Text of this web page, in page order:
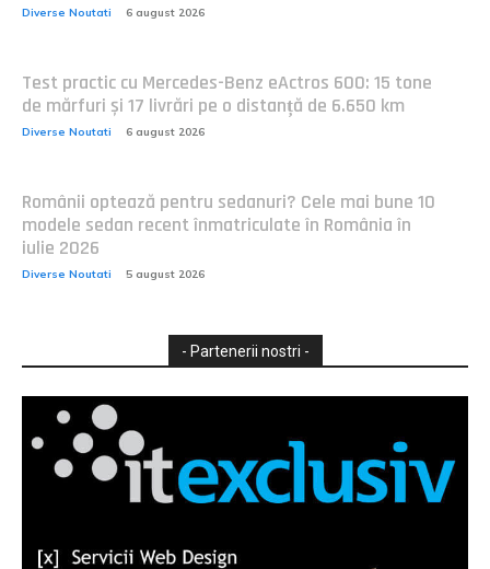
Diverse Noutati 6 august 2026
Test practic cu Mercedes-Benz eActros 600: 15 tone
de mărfuri și 17 livrări pe o distanță de 6.650 km
Diverse Noutati 6 august 2026
Românii optează pentru sedanuri? Cele mai bune 10
modele sedan recent înmatriculate în România în
iulie 2026
Diverse Noutati 5 august 2026
- Partenerii nostri -